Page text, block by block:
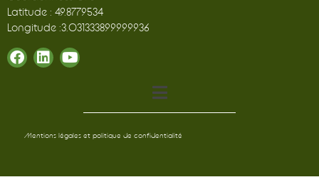
Latitude : 49.8779534
Longitude :3.031333899999936
Mentions légales et politique de confidentialité